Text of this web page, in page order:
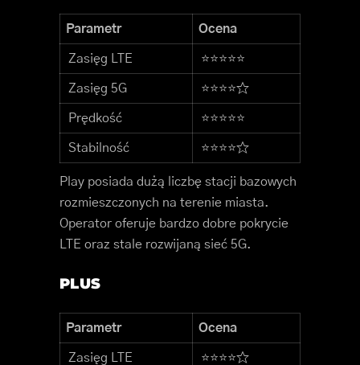
Parametr Ocena
Zasięg LTE ⭐⭐⭐⭐⭐
Zasięg 5G ⭐⭐⭐⭐☆
Prędkość ⭐⭐⭐⭐⭐
Stabilność ⭐⭐⭐⭐☆
Play posiada dużą liczbę stacji bazowych
rozmieszczonych na terenie miasta.
Operator oferuje bardzo dobre pokrycie
LTE oraz stale rozwijaną sieć 5G.
PLUS
Parametr Ocena
Zasięg LTE ⭐⭐⭐⭐☆